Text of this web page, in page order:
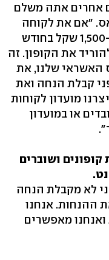
אחרים אתה משלם
"אם את לקוחה
של ישראכרט את צריכה לקנות ב-1,500 שקל בחודש
צריכה להוריד את הקופון. זה
האשראי שלנו, את
קבלת הנחה ואת
מועדון לקוחות
או במועדון
קופונים ושוברים
לא מקבלת הנחה
ההנחות. אנחנו
מאפשרים